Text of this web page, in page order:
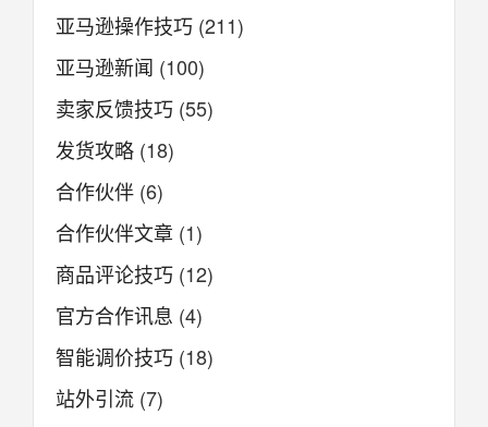
亚马逊操作技巧 (211)
亚马逊新闻 (100)
卖家反馈技巧 (55)
发货攻略 (18)
合作伙伴 (6)
合作伙伴文章 (1)
商品评论技巧 (12)
官方合作讯息 (4)
智能调价技巧 (18)
站外引流 (7)